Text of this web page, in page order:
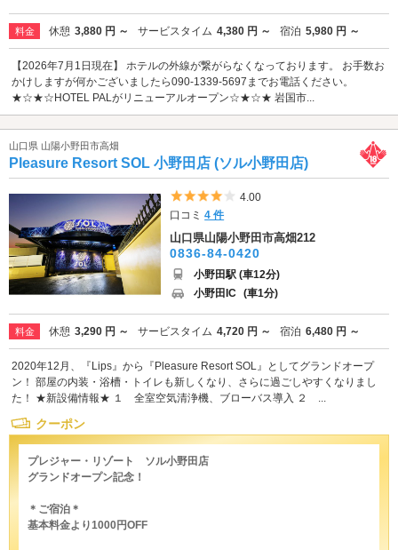
料金 休憩 3,880 円 ～ サービスタイム 4,380 円 ～ 宿泊 5,980 円 ～
【2026年7月1日現在】 ホテルの外線が繋がらなくなっております。 お手数お
かけしますが何かございましたら090-1339-5697までお電話ください。
★☆★☆HOTEL PALがリニューアルオープン☆★☆★ 岩国市...
山口県 山陽小野田市高畑
Pleasure Resort SOL 小野田店 (ソル小野田店)
5つ星のうち4
4.00
口コミ4 件
山口県山陽小野田市高畑212
0836-84-0420
小野田駅 (車12分)
小野田IC (車1分)
料金 休憩 3,290 円 ～ サービスタイム 4,720 円 ～ 宿泊 6,480 円 ～
2020年12月、『Lips』から『Pleasure Resort SOL』としてグランドオープ
ン！ 部屋の内装・浴槽・トイレも新しくなり、さらに過ごしやすくなりまし
た！ ★新設備情報★ １ 全室空気清浄機、ブローバス導入 ２ ...
クーポン
プレジャー・リゾート ソル小野田店
グランドオープン記念！
＊ご宿泊＊
基本料金より1000円OFF